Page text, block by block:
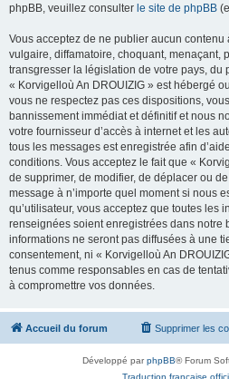
phpBB, veuillez consulter le site de phpBB
Vous acceptez de ne publier aucun
vulgaire, diffamatoire, choquant, menaçant,
transgresser la législation de votre pays, du
« Korvigelloù An DROUIZIG » est hébergé
vous ne respectez pas ces dispositions,
bannissement immédiat et définitif et nous
votre fournisseur d’accès à internet et les
tous les messages est enregistrée afin
conditions. Vous acceptez le fait que «
de supprimer, de modifier, de déplacer ou
message à n’importe quel moment si nous
qu’utilisateur, vous acceptez que toutes les
renseignées soient enregistrées dans notre
informations ne seront pas diffusées à une
consentement, ni « Korvigelloù An
tenus comme responsables en cas de
à compromettre vos données.
Accueil du forum Supprimer les
Développé parphpBB® Forum
Traduction française